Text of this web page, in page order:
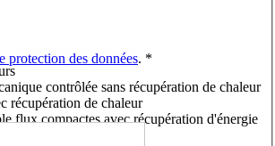
contrôlée sans récupération de chaleur
récupération de chaleur
flux compactes avec récupération d'énergie
Moniteurs CO
protection des données. *